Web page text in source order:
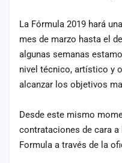
La Fórmula 2019 hará
mes de marzo hasta el
algunas semanas
nivel técnico, artístico y
alcanzar los objetivos
Desde este mismo
contrataciones de cara
Formula a través de la